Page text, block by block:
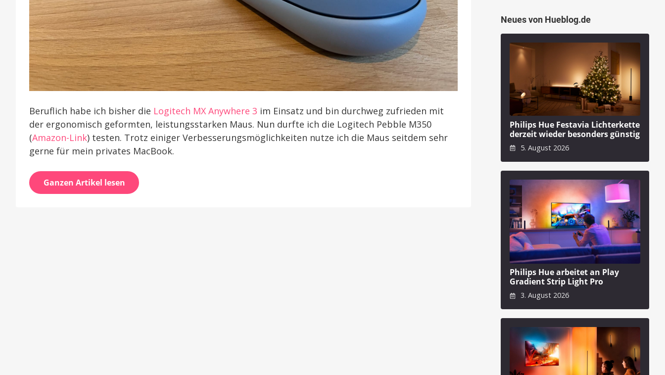
Beruflich habe ich bisher die Logitech MX Anywhere 3 im Einsatz und bin durchweg zufrieden mit
der ergonomisch geformten, leistungsstarken Maus. Nun durfte ich die Logitech Pebble M350
(Amazon-Link) testen. Trotz einiger Verbesserungsmöglichkeiten nutze ich die Maus seitdem sehr
gerne für mein privates MacBook.
Ganzen Artikel lesen
Neues von Hueblog.de
Philips Hue Festavia Lichterkette
derzeit wieder besonders günstig
5. August 2026
Philips Hue arbeitet an Play
Gradient Strip Light Pro
3. August 2026